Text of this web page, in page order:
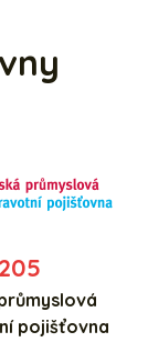
205
pojišťovna